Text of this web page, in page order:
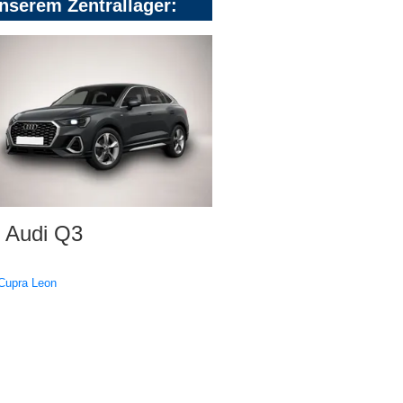
Zentrallager:
Audi Q3